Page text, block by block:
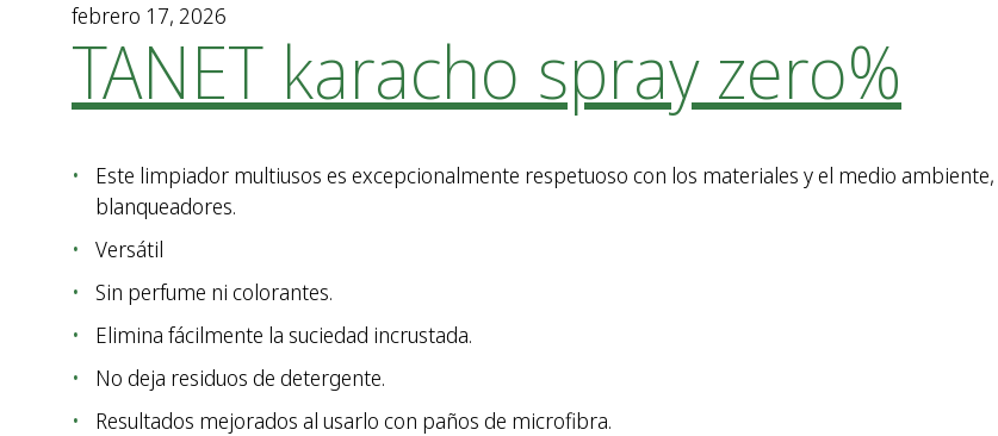
febrero 17, 2026
TANET karacho spray zero%
Este limpiador multiusos es excepcionalmente respetuoso con los materiales y el medio
blanqueadores.
Versátil
Sin perfume ni colorantes.
Elimina fácilmente la suciedad incrustada.
No deja residuos de detergente.
Resultados mejorados al usarlo con paños de microfibra.